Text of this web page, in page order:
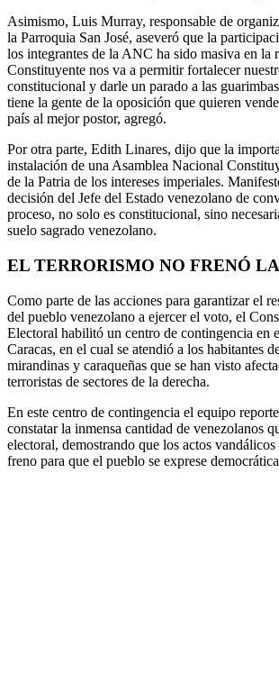
Asimismo, Luis Murray, responsable de
la Parroquia San José, aseveró que la
los integrantes de la ANC ha sido masiva en la
Constituyente nos va a permitir fortalecer
constitucional y darle un parado a las
tiene la gente de la oposición que quieren
país al mejor postor, agregó.
Por otra parte, Edith Linares, dijo que la
instalación de una Asamblea Nacional
de la Patria de los intereses imperiales.
decisión del Jefe del Estado venezolano de
proceso, no solo es constitucional, sino
suelo sagrado venezolano.
EL TERRORISMO NO FRENÓ
Como parte de las acciones para garantizar el
del pueblo venezolano a ejercer el voto, el
Electoral habilitó un centro de contingencia en
Caracas, en el cual se atendió a los habitantes
mirandinas y caraqueñas que se han visto
terroristas de sectores de la derecha.
En este centro de contingencia el equipo
constatar la inmensa cantidad de venezolanos
electoral, demostrando que los actos vandálicos
freno para que el pueblo se exprese